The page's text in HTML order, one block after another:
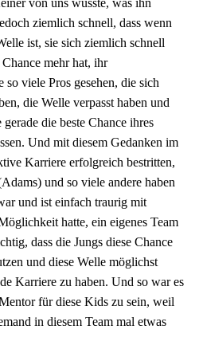
ziemlich schnell, dass wenn
ist, sie sich ziemlich schnell
mehr hat, ihr
viele Pros gesehen, die sich
die Welle verpasst haben und
die beste Chance ihres
Und mit diesem Gedanken im
Karriere erfolgreich bestritten,
und so viele andere haben
und ist einfach traurig mit
hatte, ein eigenes Team
dass die Jungs diese Chance
und diese Welle möglichst
Karriere zu haben. Und so war es
für diese Kids zu sein, weil
in diesem Team mal etwas